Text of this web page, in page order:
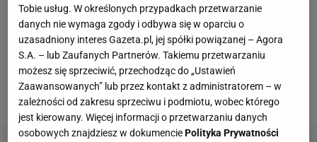
Moncada (dyrektor techniczny). We włoskich
mediach pojawiły się też doniesienia, że miało
prawie dojść do rękoczynów między Allegrim a
Zlatanem Ibrahimoviciem, czyli doradcą właścicieli
Milanu.
Tobie usług. W określonych przypadkach przetwarzanie
danych nie wymaga zgody i odbywa się w oparciu o
uzasadniony interes Gazeta.pl, jej spółki powiązanej – Agora
S.A. – lub Zaufanych Partnerów. Takiemu przetwarzaniu
możesz się sprzeciwić, przechodząc do „Ustawień
Zaawansowanych” lub przez kontakt z administratorem – w
zależności od zakresu sprzeciwu i podmiotu, wobec którego
jest kierowany. Więcej informacji o przetwarzaniu danych
osobowych znajdziesz w dokumenciePolityka Prywatności